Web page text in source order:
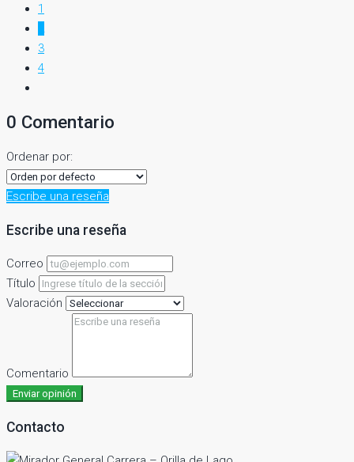
1
3
4
0 Comentario
Ordenar por:
Escribe una reseña
Escribe una reseña
Correo
Título
Valoración
Comentario
Enviar opinión
Contacto